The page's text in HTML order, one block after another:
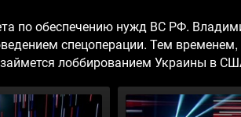
по обеспечению нужд ВС РФ.
спецоперации. Тем
лоббированием Украины в